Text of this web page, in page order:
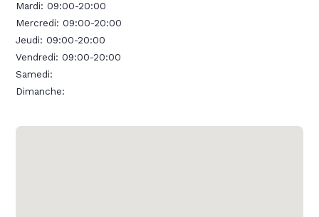
Mardi:09:00-20:00
Mercredi:09:00-20:00
Jeudi:09:00-20:00
Vendredi:09:00-20:00
Samedi:
Dimanche: